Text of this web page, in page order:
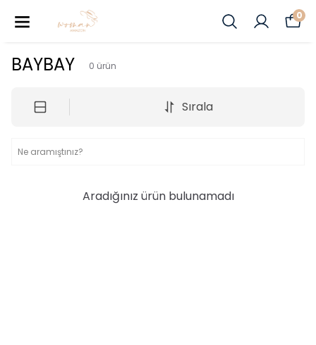
0
BAYBAY 0 ürün
Sırala
Aradığınız ürün bulunamadı